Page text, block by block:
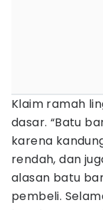
Klaim ramah
dasar. “Batu
karena
rendah, dan
alasan batu
pembeli.